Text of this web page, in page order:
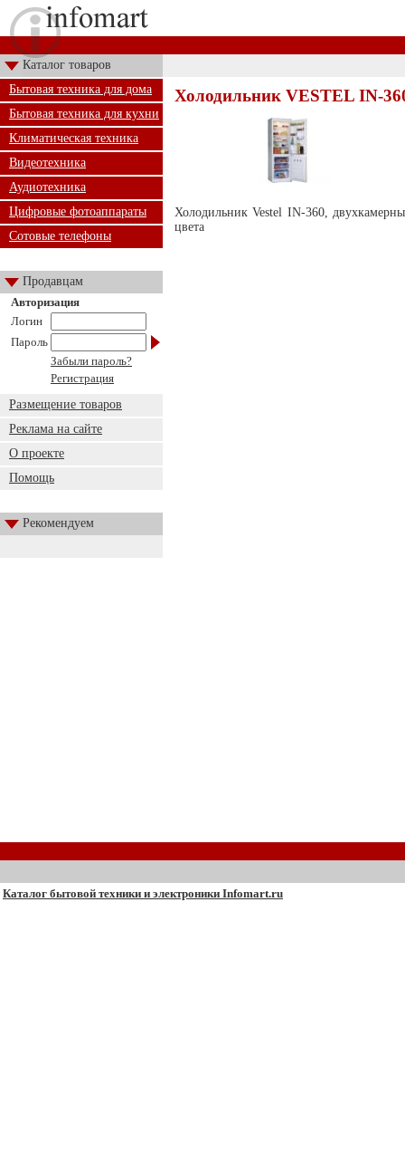
Каталог товаров
Бытовая техника для дома
Бытовая техника для кухни
Климатическая техника
Видеотехника
Аудиотехника
Цифровые фотоаппараты
Сотовые телефоны
Продавцам
Авторизация
Логин
Пароль
Забыли пароль?
Регистрация
Размещение товаров
Реклама на сайте
О проекте
Помощь
Рекомендуем
Холодильник VESTEL IN-
Холодильник Vestel IN-360,
цвета
Каталог бытовой техники и электроники Infomart.ru